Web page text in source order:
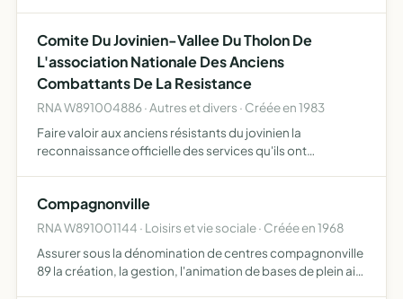
Comite Du Jovinien-Vallee Du Tholon De
L'association Nationale Des Anciens
Combattants De La Resistance
RNA W891004886 · Autres et divers · Créée en 1983
Faire valoir aux anciens résistants du jovinien la
reconnaissance officielle des services qu'ils ont
Compagnonville
RNA W891001144 · Loisirs et vie sociale · Créée en 1968
Assurer sous la dénomination de centres compagnonville
89 la création, la gestion, l'animation de bases de plein air